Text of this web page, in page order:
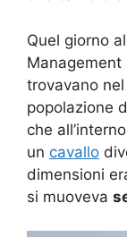
Quel giorno
Management
trovavano
popolazione
che
un cavallo
dimensioni
si muoveva